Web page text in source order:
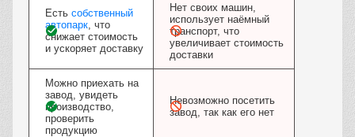
Есть собственный
автопарк , что
снижает стоимость
и ускоряет доставку
Нет своих машин,
использует наёмный
транспорт, что
увеличивает стоимость
доставки
Можно приехать на
завод, увидеть
производство,
проверить
продукцию
Невозможно посетить
завод, так как его нет